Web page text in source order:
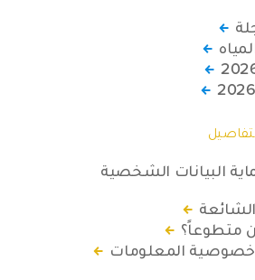
البيانات الشخصية
متطوعاً؟
المعلومات